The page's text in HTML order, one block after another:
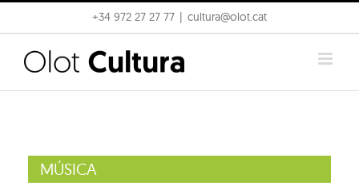
to
content
+34 972 27 27 77 cultura@olot.cat
MÚSICA